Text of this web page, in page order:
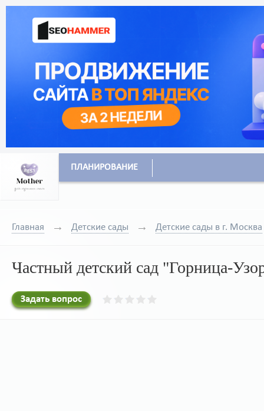
ПЛАНИРОВАНИЕ
Главная Детские сады Детские сады в г. Москва
Частный детский сад "Горница-
Задать вопрос